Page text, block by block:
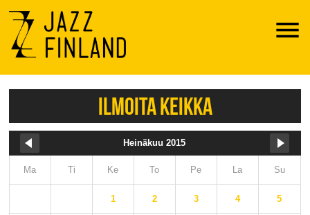
Menu
ILMOITA KEIKKA
Heinäkuu 2015
Ma Ti Ke To Pe La Su
1 2 3 4 5